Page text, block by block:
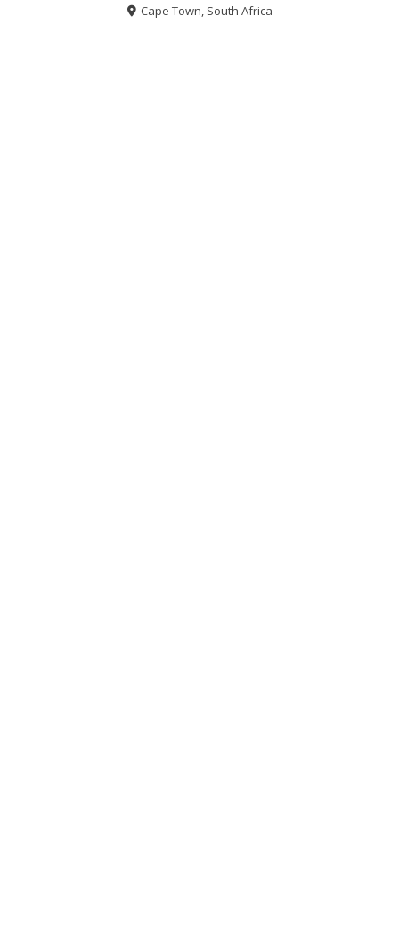
Cape Town, South Africa